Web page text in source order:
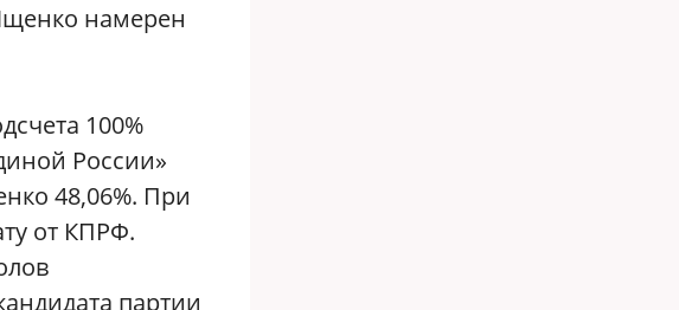
намерен
100%
России»
48,06%. При
от КПРФ.
партии